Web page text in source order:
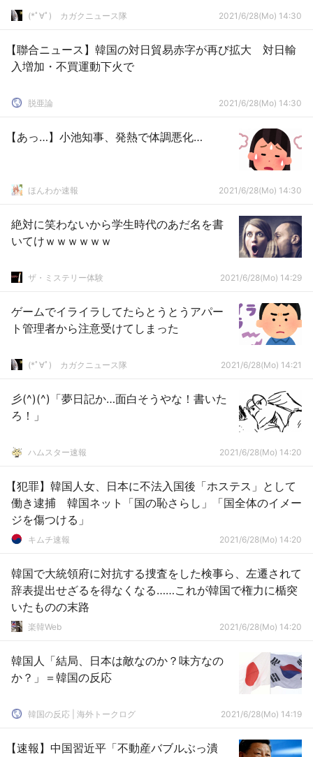
(*ﾟ∀ﾟ)ゞカガクニュース隊 2021/6/28(Mo) 14:30
【聯合ニュース】韓国の対日貿易赤字が再び拡大 対日輸
入増加・不買運動下火で
脱亜論 2021/6/28(Mo) 14:30
【あっ…】小池知事、発熱で体調悪化…
ほんわか速報 2021/6/28(Mo) 14:30
絶対に笑わないから学生時代のあだ名を書
いてけｗｗｗｗｗｗ
ザ・ミステリー体験 2021/6/28(Mo) 14:29
ゲームでイライラしてたらとうとうアパー
ト管理者から注意受けてしまった
(*ﾟ∀ﾟ)ゞカガクニュース隊 2021/6/28(Mo) 14:21
彡(^)(^)「夢日記か…面白そうやな！書いた
ろ！」
ハムスター速報 2021/6/28(Mo) 14:20
【犯罪】韓国人女、日本に不法入国後「ホステス」として
働き逮捕 韓国ネット「国の恥さらし」「国全体のイメー
ジを傷つける」
キムチ速報 2021/6/28(Mo) 14:20
韓国で大統領府に対抗する捜査をした検事ら、左遷されて
辞表提出せざるを得なくなる……これが韓国で権力に楯突
いたものの末路
楽韓Web 2021/6/28(Mo) 14:20
韓国人「結局、日本は敵なのか？味方なの
か？」＝韓国の反応
韓国の反応 | 海外トークログ 2021/6/28(Mo) 14:19
【速報】中国習近平「不動産バブルぶっ潰